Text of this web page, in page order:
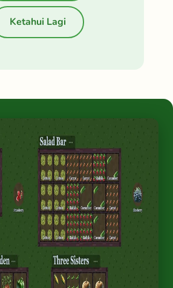
Ketahui Lagi